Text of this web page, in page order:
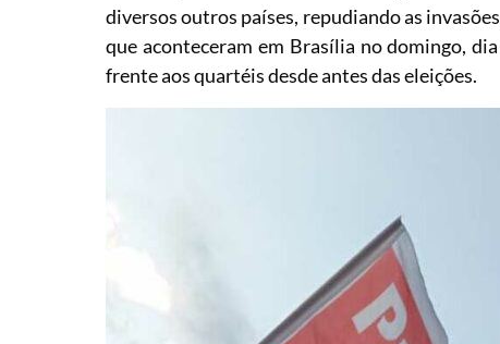
diversos outros países, repudiando as
que aconteceram em Brasília no domingo,
frente aos quartéis desde antes das eleições.